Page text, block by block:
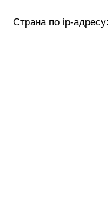
Страна по ip-адресу: